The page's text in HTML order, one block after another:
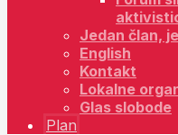
Jedan član,
English
Kontakt
Lokalne
Glas slobode
Plan